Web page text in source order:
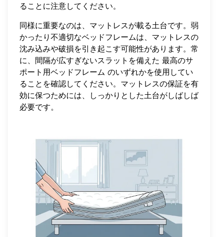
ることに注意してください。
同様に重要なのは、マットレスが載る土台です。弱
かったり不適切なベッドフレームは、マットレスの
沈み込みや破損を引き起こす可能性があります。常
に、間隔が広すぎないスラットを備えた 最高のサ
ポート用ベッドフレーム のいずれかを使用してい
ることを確認してください。マットレスの保証を有
効に保つためには、しっかりとした土台がしばしば
必要です。